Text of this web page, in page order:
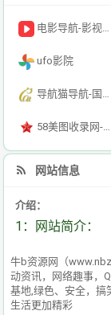
电影导航-影视导航-电影搜索-影视搜索-电影站收录
ufo影院
导航猫导航-国内专业的技术资源网分类平台
58美图收录网-自动收录网站-流量交换-自动链
网站信息
介绍：
1：网站简介：
牛b资源网（
动资讯，网络趣事，
基地,绿色、安全，搞
生活更加精彩